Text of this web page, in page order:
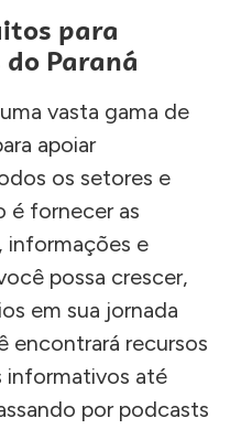
para
Paraná
vasta gama de
apoiar
os setores e
é fornecer as
, informações e
possa crescer,
em sua jornada
encontrará recursos
informativos até
por podcasts